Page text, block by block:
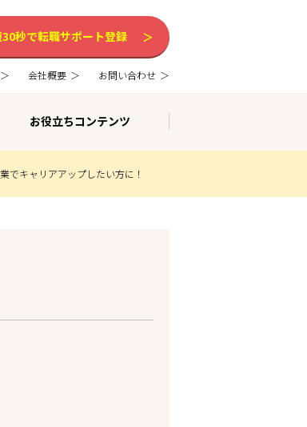
秒で転職サポート登録
会社概要 お問い合わせ
お役立ちコンテンツ
でキャリアアップしたい方に！